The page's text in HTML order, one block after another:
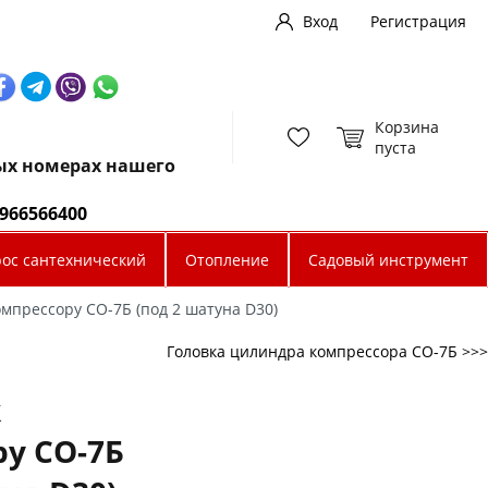
Вход
Регистрация
номерах нашего
Корзина
пуста
сантехнический Отопление Садовый инструмент
СО-7Б (под 2 шатуна D30)
Головка цилиндра компрессора СО-7Б >>>
СО-7Б